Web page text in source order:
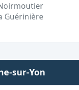
Guérinière
sur-Yon